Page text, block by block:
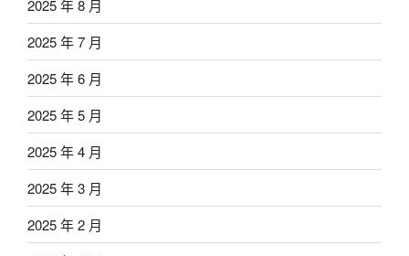
2025 年 8 月
2025 年 7 月
2025 年 6 月
2025 年 5 月
2025 年 4 月
2025 年 3 月
2025 年 2 月